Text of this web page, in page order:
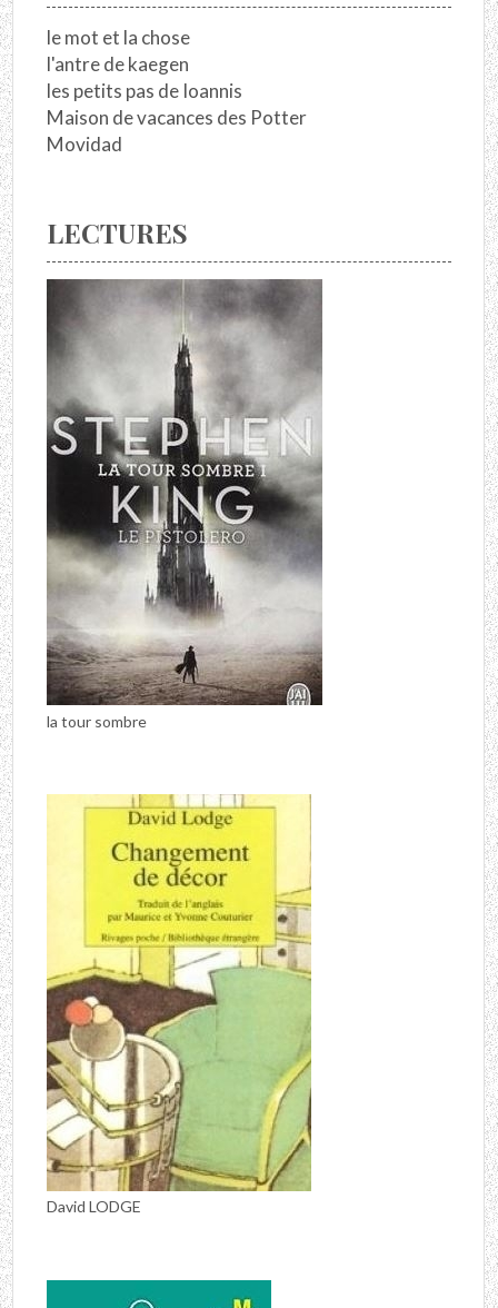
le mot et la chose
l'antre de kaegen
les petits pas de Ioannis
Maison de vacances des Potter
Movidad
LECTURES
la tour sombre
David LODGE